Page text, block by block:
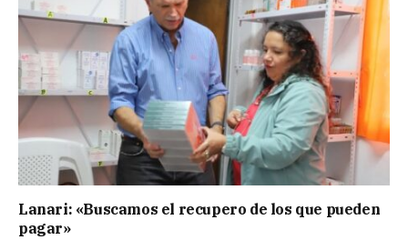
Lanari: «Buscamos el recupero de los que pueden
pagar»